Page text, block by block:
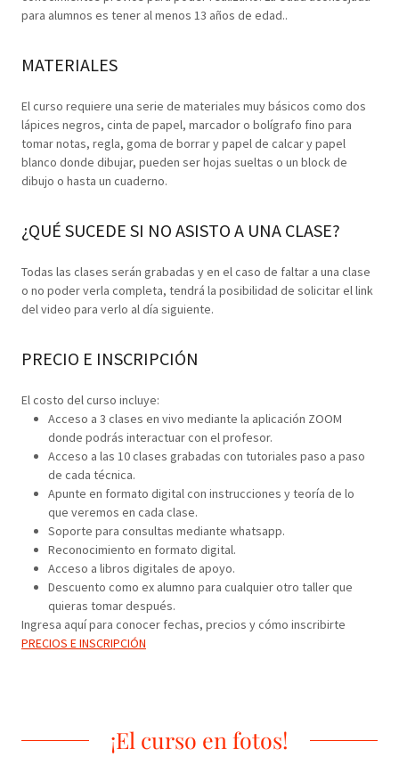
para alumnos es tener al menos 13 años de edad..
MATERIALES
El curso requiere una serie de materiales muy básicos como dos
lápices negros, cinta de papel, marcador o bolígrafo fino para
tomar notas, regla, goma de borrar y papel de calcar y papel
blanco donde dibujar, pueden ser hojas sueltas o un block de
dibujo o hasta un cuaderno.
¿QUÉ SUCEDE SI NO ASISTO A UNA CLASE?
Todas las clases serán grabadas y en el caso de faltar a una clase
o no poder verla completa, tendrá la posibilidad de solicitar el link
del video para verlo al día siguiente.
PRECIO E INSCRIPCIÓN
El costo del curso incluye:
Acceso a 3 clases en vivo mediante la aplicación ZOOM
donde podrás interactuar con el profesor.
Acceso a las 10 clases grabadas con tutoriales paso a paso
de cada técnica.
Apunte en formato digital con instrucciones y teoría de lo
que veremos en cada clase.
Soporte para consultas mediante whatsapp.
Reconocimiento en formato digital.
Acceso a libros digitales de apoyo.
Descuento como ex alumno para cualquier otro taller que
quieras tomar después.
Ingresa aquí para conocer fechas, precios y cómo inscribirte
PRECIOS E INSCRIPCIÓN
¡El curso en fotos!